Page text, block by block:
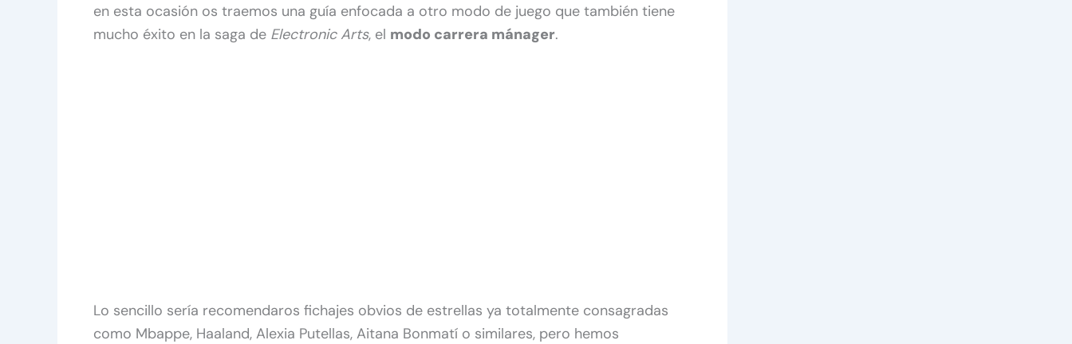
en esta ocasión os traemos una guía enfocada a otro modo de juego que también tiene
mucho éxito en la saga de Electronic Arts, el modo carrera mánager.
Lo sencillo sería recomendaros fichajes obvios de estrellas ya totalmente consagradas
como Mbappe, Haaland, Alexia Putellas, Aitana Bonmatí o similares, pero hemos